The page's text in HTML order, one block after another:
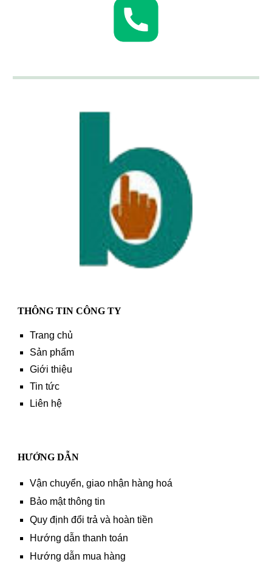
THÔNG TIN CÔNG TY
Trang chủ
Sản phẩm
Giới thiệu
Tin tức
Liên hệ
HƯỚNG DẪN
Vận chuyển, giao nhận hàng hoá
Bảo mật thông tin
Quy định đổi trả và hoàn tiền
Hướng dẫn thanh toán
Hướng dẫn mua hàng